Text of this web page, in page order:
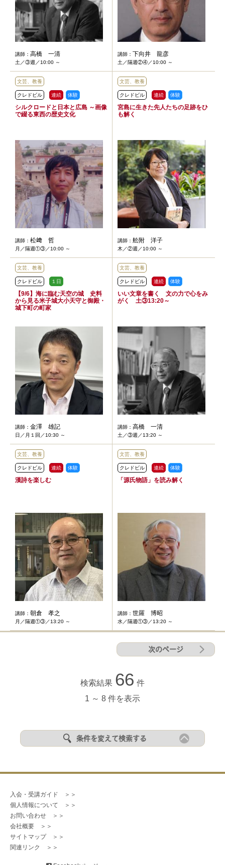
講師： 高橋 一清
土／③週／10:00 ～
講師： 下向井 龍彦
土／隔週②④／10:00 ～
文芸、教養
クレドビル 連続 体験
シルクロードと日本と広島 ～画像
で綴る東西の歴史文化
講師： 松﨑 哲
月／隔週①③／10:00 ～
文芸、教養
クレドビル 連続 体験
宮島に生きた先人たちの足跡をひ
も解く
講師： 舩附 洋子
木／②週／10:00 ～
文芸、教養
クレドビル １日
【9/6】海に臨む天空の城 史料
から見る米子城大小天守と御殿・
城下町の町家
講師： 金澤 雄記
日／月１回／10:30 ～
文芸、教養
クレドビル 連続 体験
いい文章を書く 文の力で心をみ
がく 土③13:20～
講師： 高橋 一清
土／③週／13:20 ～
文芸、教養
クレドビル 連続 体験
漢詩を楽しむ
講師： 朝倉 孝之
月／隔週①③／13:20 ～
文芸、教養
クレドビル 連続 体験
「源氏物語」を読み解く
講師： 世羅 博昭
水／隔週①③／13:20 ～
次のページ
検索結果 66 件
1 ～ 8 件を表示
条件を変えて検索する
入会・受講ガイド　＞＞
個人情報について　＞＞
お問い合わせ　＞＞
会社概要　＞＞
サイトマップ　＞＞
関連リンク　＞＞